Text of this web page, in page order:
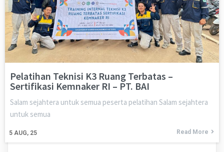
Pelatihan Teknisi K3 Ruang Terbatas –
Sertifikasi Kemnaker RI – PT. BAI
5 AUG, 25
Salam sejahtera untuk semua peserta pelatihan Salam sejahtera
untuk semua
Read More